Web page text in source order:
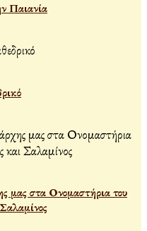
Παιανία
μας στα Ονομαστήρια του